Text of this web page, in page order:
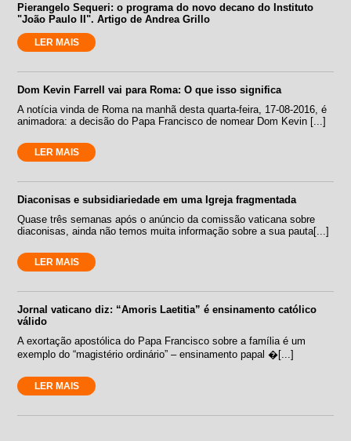
Pierangelo Sequeri: o programa do novo decano do Instituto
"João Paulo II". Artigo de Andrea Grillo
LER MAIS
Dom Kevin Farrell vai para Roma: O que isso significa
A notícia vinda de Roma na manhã desta quarta-feira, 17-08-2016, é
animadora: a decisão do Papa Francisco de nomear Dom Kevin [...]
LER MAIS
Diaconisas e subsidiariedade em uma Igreja fragmentada
Quase três semanas após o anúncio da comissão vaticana sobre
diaconisas, ainda não temos muita informação sobre a sua pauta[...]
LER MAIS
Jornal vaticano diz: “Amoris Laetitia” é ensinamento católico
válido
A exortação apostólica do Papa Francisco sobre a família é um
exemplo do “magistério ordinário” – ensinamento papal �[...]
LER MAIS